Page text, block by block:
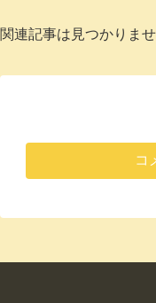
関連記事は見つかりませ
コ